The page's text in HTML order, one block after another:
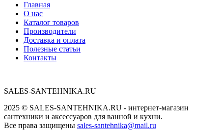
Главная
О нас
Каталог товаров
Производители
Доставка и оплата
Полезные статьи
Контакты
SALES-SANTEHNIKA.RU
2025 © SALES-SANTEHNIKA.RU - интернет-магазин
сантехники и аксессуаров для ванной и кухни.
Все права защищены sales-santehnika@mail.ru